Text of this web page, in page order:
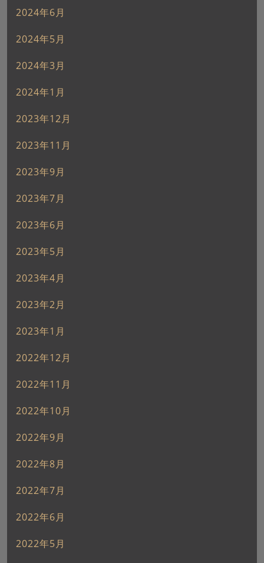
2024年6月
2024年5月
2024年3月
2024年1月
2023年12月
2023年11月
2023年9月
2023年7月
2023年6月
2023年5月
2023年4月
2023年2月
2023年1月
2022年12月
2022年11月
2022年10月
2022年9月
2022年8月
2022年7月
2022年6月
2022年5月